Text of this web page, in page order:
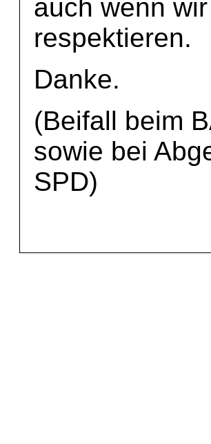
auch wenn
respektieren.
Danke.
(Beifall beim
sowie bei
SPD)